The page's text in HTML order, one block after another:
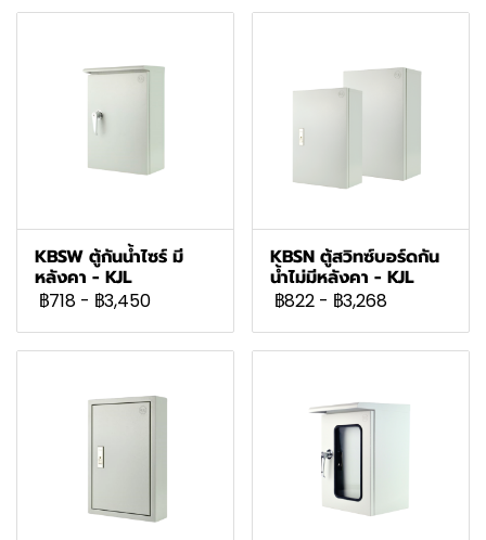
KBSW ตู้กันน้ำไซร์ มี
หลังคา - KJL
฿718 - ฿3,450
KBSN ตู้สวิทซ์บอร์ดกัน
น้ำไม่มีหลังคา - KJL
฿822 - ฿3,268